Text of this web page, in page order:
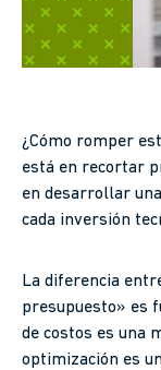
¿Cómo romper
está en recortar
en desarrollar
cada inversión
La diferencia
presupuesto» es
de costos es una
optimización es